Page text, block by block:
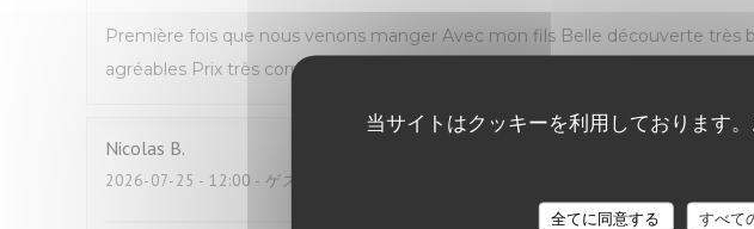
当サイトはクッキーを利用しております
全てに同意する すべて
Première fois que nous venons manger Avec mon fils Belle découverte très
agréables Prix très correct pour du fait maison Nous reviendrons Mme Dion
Nicolas B
2026-07-25 - 12:00 - ゲスト 2